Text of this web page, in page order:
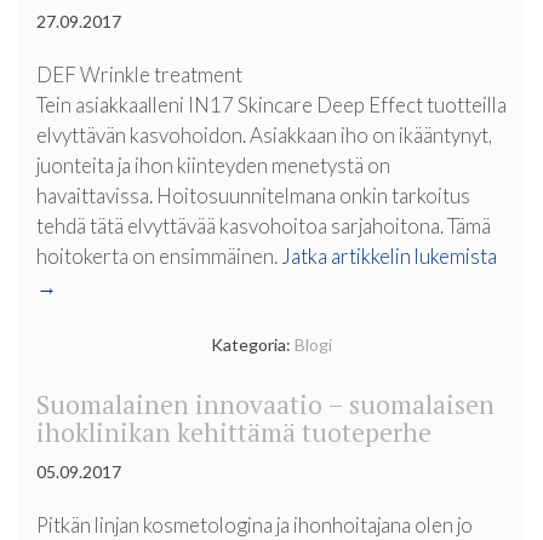
27.09.2017
DEF Wrinkle treatment
Tein asiakkaalleni IN17 Skincare Deep Effect tuotteilla
elvyttävän kasvohoidon. Asiakkaan iho on ikääntynyt,
juonteita ja ihon kiinteyden menetystä on
havaittavissa. Hoitosuunnitelmana onkin tarkoitus
tehdä tätä elvyttävää kasvohoitoa sarjahoitona. Tämä
hoitokerta on ensimmäinen. Jatka artikkelin lukemista
→
Kategoria: Blogi
Suomalainen innovaatio – suomalaisen
ihoklinikan kehittämä tuoteperhe
05.09.2017
Pitkän linjan kosmetologina ja ihonhoitajana olen jo